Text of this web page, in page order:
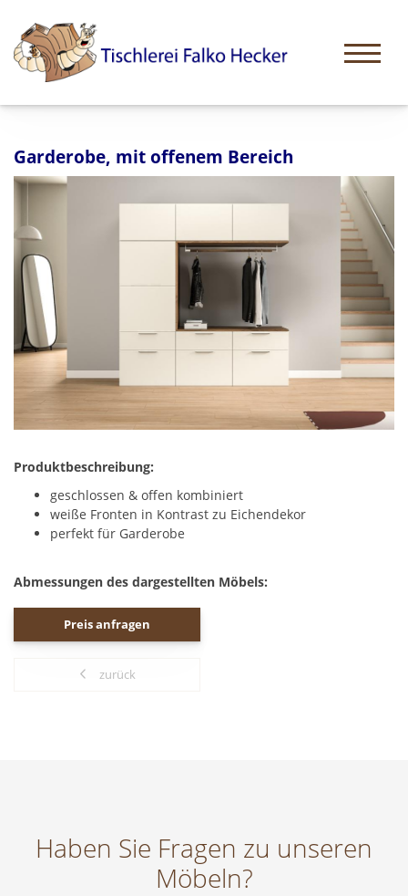
Garderobe, mit offenem Bereich
Produktbeschreibung:
geschlossen & offen kombiniert
weiße Fronten in Kontrast zu Eichendekor
perfekt für Garderobe
Abmessungen des dargestellten Möbels:
Preis anfragen
zurück
Haben Sie Fragen zu unseren
Möbeln?